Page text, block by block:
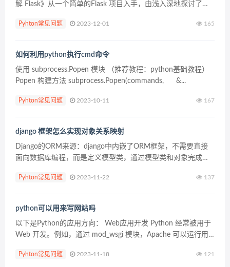
解 Flask》从一个简单的Flask 项目入手，由浅入深地探讨了一
Web...
Pyhton常见问题 2023-12-01 165
如何利用python执行cmd命令
使用 subprocess.Popen 模块 （推荐教程：python基础教程）
Popen 构建方法 subprocess.Popen(commands, &...
Pyhton常见问题 2023-10-11 167
django 框架怎么实现对象关系映射
Django的ORM来源：django中内嵌了ORM框架，不需要直接
面向数据库编程，而是定义模型类，通过模型类和对象完成数
MySQL数据库首先需要安装驱动程序。...
Pyhton常见问题 2023-11-22 137
python可以用来写网站吗
以下是Python的应用方向： Web应用开发 Python 经常被用于
Web 开发。例如，通过 mod_wsgi 模块，Apache 可以运行用
Pyhton常见问题 2023-11-18 121